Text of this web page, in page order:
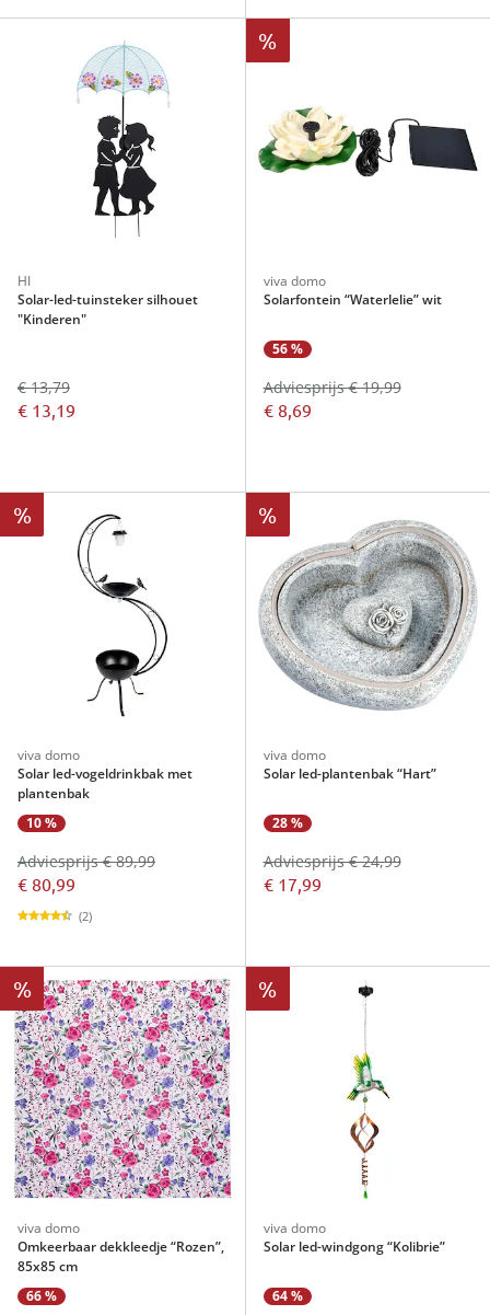
HI
Solar-led-tuinsteker silhouet
"Kinderen"
€ 13,79
€ 13,19
%
viva domo
Solarfontein “Waterlelie” wit
56 %
€ 8,69
Adviesprijs € 19,99
%
viva domo
Solar led-vogeldrinkbak met
plantenbak
10 %
€ 80,99
Adviesprijs € 89,99
(2)
%
viva domo
Solar led-plantenbak “Hart”
28 %
€ 17,99
Adviesprijs € 24,99
%
viva domo
Omkeerbaar dekkleedje “Rozen”,
85x85 cm
66 %
%
viva domo
Solar led-windgong “Kolibrie”
64 %